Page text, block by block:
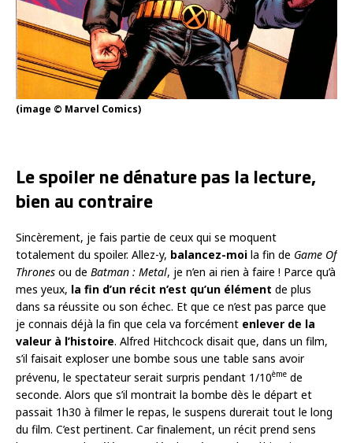
(image © Marvel Comics)
Le spoiler ne dénature pas la lecture,
bien au contraire
Sincèrement, je fais partie de ceux qui se moquent
totalement du spoiler. Allez-y, balancez-moi la fin de Game Of
Thrones ou de Batman : Metal, je n’en ai rien à faire ! Parce qu’à
mes yeux, la fin d’un récit n’est qu’un élément de plus
dans sa réussite ou son échec. Et que ce n’est pas parce que
je connais déjà la fin que cela va forcément enlever de la
valeur à l’histoire. Alfred Hitchcock disait que, dans un film,
s’il faisait exploser une bombe sous une table sans avoir
prévenu, le spectateur serait surpris pendant 1/10ème de
seconde. Alors que s’il montrait la bombe dès le départ et
passait 1h30 à filmer le repas, le suspens durerait tout le long
du film. C’est pertinent. Car finalement, un récit prend sens